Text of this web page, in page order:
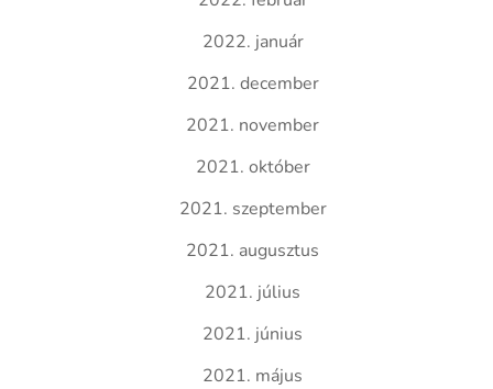
2022. január
2021. december
2021. november
2021. október
2021. szeptember
2021. augusztus
2021. július
2021. június
2021. május